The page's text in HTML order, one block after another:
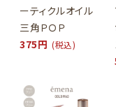
ーティクルオイル
三角ＰＯＰ
375円 (税込)